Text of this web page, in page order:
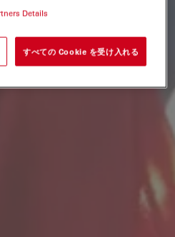
Details
すべての Cookie を受け入れる